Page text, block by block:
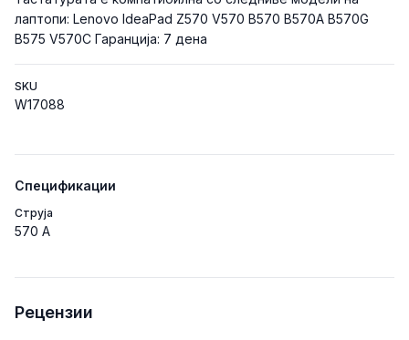
лаптопи: Lenovo IdeaPad Z570 V570 B570 B570A B570G
B575 V570C Гаранција: 7 дена
SKU
W17088
Спецификации
Струја
570 A
Рецензии